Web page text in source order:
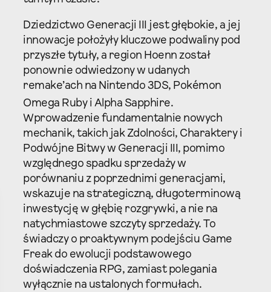
Dziedzictwo Generacji III jest głębokie, a jej
innowacje położyły kluczowe podwaliny pod
przyszłe tytuły, a region Hoenn został
ponownie odwiedzony w udanych
remake’ach na Nintendo 3DS, Pokémon
Omega Ruby i Alpha Sapphire.
Wprowadzenie fundamentalnie nowych
mechanik, takich jak Zdolności, Charaktery i
Podwójne Bitwy w Generacji III, pomimo
względnego spadku sprzedaży w
porównaniu z poprzednimi generacjami,
wskazuje na strategiczną, długoterminową
inwestycję w głębię rozgrywki, a nie na
natychmiastowe szczyty sprzedaży. To
świadczy o proaktywnym podejściu Game
Freak do ewolucji podstawowego
doświadczenia RPG, zamiast polegania
wyłącznie na ustalonych formułach.